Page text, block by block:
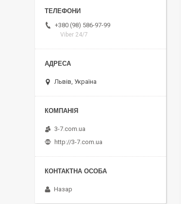
+380 (98) 586-97-99
Viber 24/7
Львів, Україна
3-7.com.ua
http://3-7.com.ua
Назар